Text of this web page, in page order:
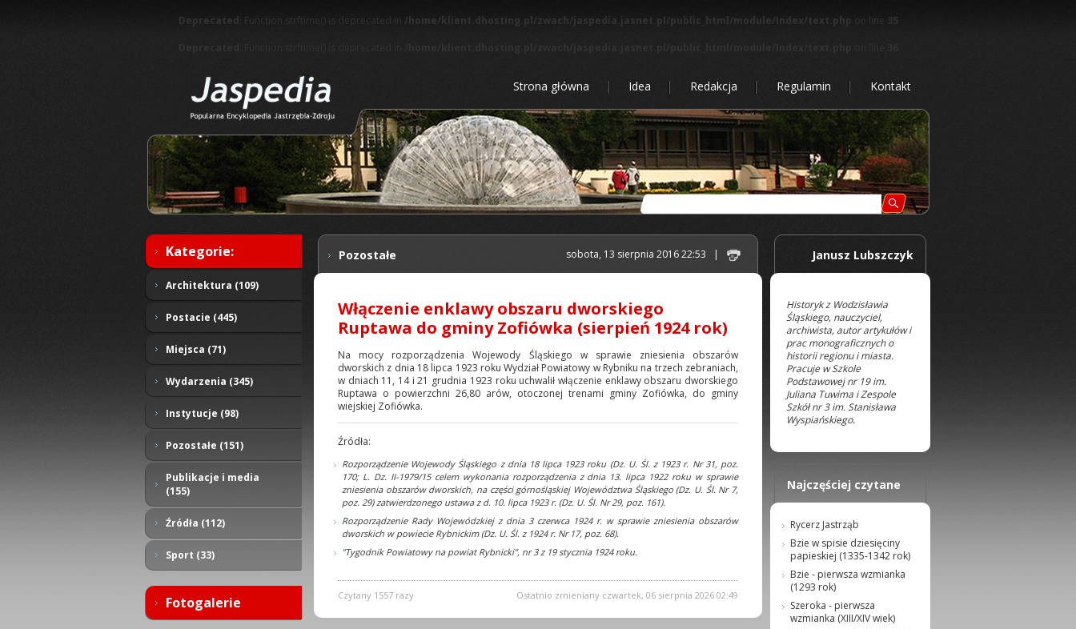
Deprecated : Function strftime() is deprecated in /home/klient.dhosting.pl/zwach/jaspedia.jasnet.pl/public_html/module/Index/text.php on line 35
Strona główna Idea Redakcja Regulamin Kontakt
Kategorie:
Architektura (109)
Postacie (445)
Miejsca (71)
Wydarzenia (345)
Instytucje (98)
Pozostałe (151)
Publikacje i media
(155)
Źródła (112)
Sport (33)
Fotogalerie
Pozostałe sobota, 13 sierpnia 2016 22:53 |
Włączenie enklawy obszaru dworskiego
Ruptawa do gminy Zofiówka (sierpień 1924 rok)
Na mocy rozporządzenia Wojewody Śląskiego w sprawie zniesienia obszarów
dworskich z dnia 18 lipca 1923 roku Wydział Powiatowy w Rybniku na trzech zebraniach,
w dniach 11, 14 i 21 grudnia 1923 roku uchwalił włączenie enklawy obszaru dworskiego
Ruptawa o powierzchni 26,80 arów, otoczonej trenami gminy Zofiówka, do gminy
wiejskiej Zofiówka.
Źródła:
Rozporządzenie Wojewody Śląskiego z dnia 18 lipca 1923 roku (Dz. U. Śl. z 1923 r. Nr 31, poz.
170; L. Dz. II-1979/15 celem wykonania rozporządzenia z dnia 13. lipca 1922 roku w sprawie
zniesienia obszarów dworskich, na części górnośląskiej Województwa Śląskiego (Dz. U. Śl. Nr 7,
poz. 29) zatwierdzonego ustawa z d. 10. lipca 1923 r. (Dz. U. Śl. Nr 29, poz. 161).
Rozporządzenie Rady Wojewódzkiej z dnia 3 czerwca 1924 r. w sprawie zniesienia obszarów
dworskich w powiecie Rybnickim (Dz. U. Śl. z 1924 r. Nr 17, poz. 68).
”Tygodnik Powiatowy na powiat Rybnicki”, nr 3 z 19 stycznia 1924 roku.
Czytany 1557 razy Ostatnio zmieniany czwartek, 06 sierpnia 2026 02:49
Janusz Lubszczyk
Historyk z Wodzisławia
Śląskiego, nauczyciel,
archiwista, autor artykułów i
prac monograficznych o
historii regionu i miasta.
Pracuje w Szkole
Podstawowej nr 19 im.
Juliana Tuwima i Zespole
Szkół nr 3 im. Stanisława
Wyspiańskiego.
Najczęściej czytane
Rycerz Jastrząb
Bzie w spisie dziesięciny
papieskiej (1335-1342 rok)
Bzie - pierwsza wzmianka
(1293 rok)
Szeroka - pierwsza
wzmianka (XIII/XIV wiek)